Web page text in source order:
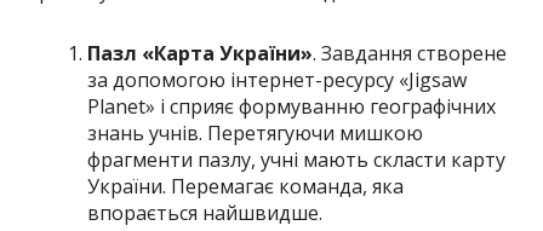
Пазл «Карта України». Завдання створене
за допомогою інтернет-ресурсу «Jigsaw
Planet» і сприяє формуванню географічних
знань учнів. Перетягуючи мишкою
фрагменти пазлу, учні мають скласти карту
України. Перемагає команда, яка
впорається найшвидше.